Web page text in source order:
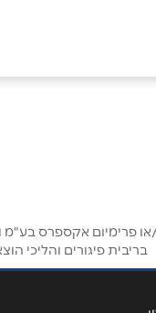
אקספרס בע"מ
בריבית פיגורים והליכי